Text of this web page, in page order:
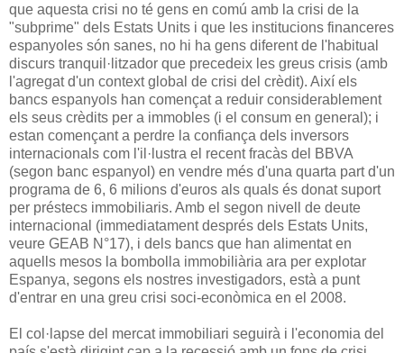
que aquesta crisi no té gens en comú amb la crisi de la
"subprime" dels Estats Units i que les institucions financeres
espanyoles són sanes, no hi ha gens diferent de l'habitual
discurs tranquil·litzador que precedeix les greus crisis (amb
l'agregat d'un context global de crisi del crèdit). Així els
bancs espanyols han començat a reduir considerablement
els seus crèdits per a immobles (i el consum en general); i
estan començant a perdre la confiança dels inversors
internacionals com l'il·lustra el recent fracàs del BBVA
(segon banc espanyol) en vendre més d'una quarta part d'un
programa de 6, 6 milions d'euros als quals és donat suport
per préstecs immobiliaris. Amb el segon nivell de deute
internacional (immediatament després dels Estats Units,
veure GEAB N°17), i dels bancs que han alimentat en
aquells mesos la bombolla immobiliària ara per explotar
Espanya, segons els nostres investigadors, està a punt
d'entrar en una greu crisi soci-econòmica en el 2008.
El col·lapse del mercat immobiliari seguirà i l'economia del